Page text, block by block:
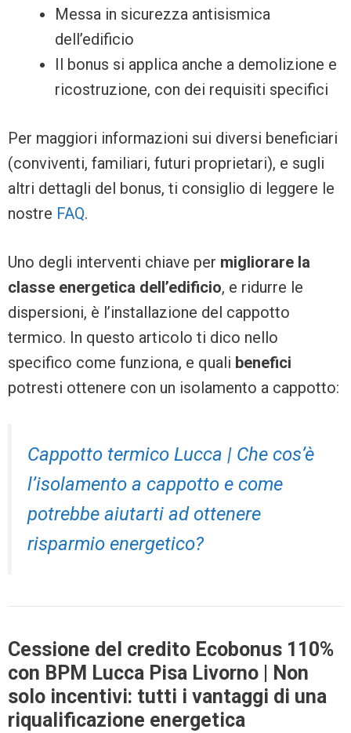
Messa in sicurezza antisismica
dell’edificio
Il bonus si applica anche a demolizione e
ricostruzione, con dei requisiti specifici
Per maggiori informazioni sui diversi beneficiari
(conviventi, familiari, futuri proprietari), e sugli
altri dettagli del bonus, ti consiglio di leggere le
nostre FAQ.
Uno degli interventi chiave per migliorare la
classe energetica dell’edificio, e ridurre le
dispersioni, è l’installazione del cappotto
termico. In questo articolo ti dico nello
specifico come funziona, e quali benefici
potresti ottenere con un isolamento a cappotto:
Cappotto termico Lucca | Che cos’è
l’isolamento a cappotto e come
potrebbe aiutarti ad ottenere
risparmio energetico?
Cessione del credito Ecobonus 110%
con BPM Lucca Pisa Livorno | Non
solo incentivi: tutti i vantaggi di una
riqualificazione energetica